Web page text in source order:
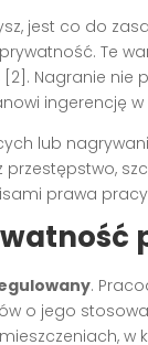
jest co do
Te
Nagranie
ingerencję
lub
prawa pracy
.
o jego